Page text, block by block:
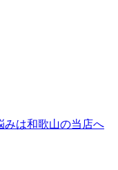
は和歌山の当店へ